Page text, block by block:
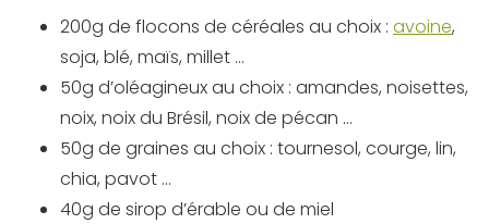
200g de flocons de céréales au choix : avoine,
soja, blé, maïs, millet …
50g d’oléagineux au choix : amandes, noisettes,
noix, noix du Brésil, noix de pécan …
50g de graines au choix : tournesol, courge, lin,
chia, pavot …
40g de sirop d’érable ou de miel